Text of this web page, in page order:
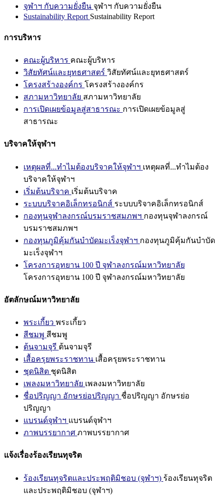
จุฬาฯ กับความยั่งยืน จุฬาฯ กับความยั่งยืน
Sustainability Report Sustainability Report
การบริหาร
คณะผู้บริหาร คณะผู้บริหาร
วิสัยทัศน์และยุทธศาสตร์ วิสัยทัศน์และยุทธศาสตร์
โครงสร้างองค์กร โครงสร้างองค์กร
สภามหาวิทยาลัย สภามหาวิทยาลัย
การเปิดเผยข้อมูลสู่สาธารณะ การเปิดเผยข้อมูลสู่
สาธารณะ
บริจาคให้จุฬาฯ
เหตุผลที่...ทำไมต้องบริจาคให้จุฬาฯ เหตุผลที่...ทำไมต้อง
บริจาคให้จุฬาฯ
เริ่มต้นบริจาค เริ่มต้นบริจาค
ระบบบริจาคอิเล็กทรอนิกส์ ระบบบริจาคอิเล็กทรอนิกส์
กองทุนจุฬาลงกรณ์บรมราชสมภพฯ กองทุนจุฬาลงกรณ์
บรมราชสมภพฯ
กองทุนภูมิคุ้มกันบำบัดมะเร็งจุฬาฯ กองทุนภูมิคุ้มกันบำบัด
มะเร็งจุฬาฯ
โครงการอุทยาน 100 ปี จุฬาลงกรณ์มหาวิทยาลัย
โครงการอุทยาน 100 ปี จุฬาลงกรณ์มหาวิทยาลัย
อัตลักษณ์มหาวิทยาลัย
พระเกี้ยว พระเกี้ยว
สีชมพู สีชมพู
ต้นจามจุรี ต้นจามจุรี
เสื้อครุยพระราชทาน เสื้อครุยพระราชทาน
ชุดนิสิต ชุดนิสิต
เพลงมหาวิทยาลัย เพลงมหาวิทยาลัย
ชื่อปริญญา อักษรย่อปริญญา ชื่อปริญญา อักษรย่อ
ปริญญา
แบรนด์จุฬาฯ แบรนด์จุฬาฯ
ภาพบรรยากาศ ภาพบรรยากาศ
แจ้งเรื่องร้องเรียนทุจริต
ร้องเรียนทุจริตและประพฤติมิชอบ (จุฬาฯ) ร้องเรียนทุจริต
และประพฤติมิชอบ (จุฬาฯ)